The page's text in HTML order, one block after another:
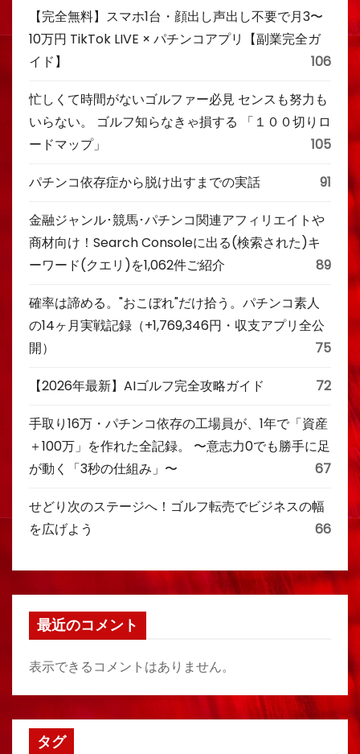
【完全無料】スマホ1台・顔出し声出し不要で月3〜
10万円 TikTok LIVE × パチンコアプリ【副業完全ガ
イド】
106
忙しくて時間がないゴルファー必見 センスも努力も
いらない。 ゴルフ知らなきゃ損する 「１００切りロ
ードマップ」
105
パチンコ依存症から脱け出すまでの実話 91
金融ジャンル･競馬･パチンコ関連アフィリエイトや
商材向け！Search Consoleに出る(検索された)キ
ーワード(クエリ)を1,062件ご紹介
89
確率は諦める。"おこぼれ"だけ拾う。パチンコ素人
の14ヶ月実戦記録（+1,769,346円・収支アプリ全公
開）
75
【2026年最新】AIゴルフ完全攻略ガイド 72
手取り16万・パチンコ依存の工場員が、1年で「資産
＋100万」を作れた全記録。 〜意志力0でも勝手に足
が動く「3秒の仕組み」〜
67
せどり次のステージへ！ゴルフ転売でビジネスの幅
を広げよう
66
最近のコメント
表示できるコメントはありません。
タグ